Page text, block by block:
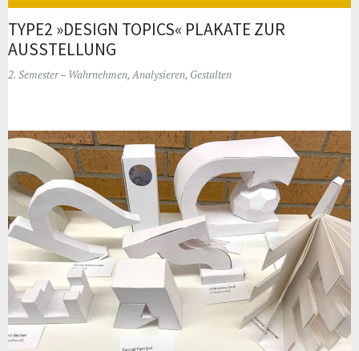
TYPE2 »DESIGN TOPICS« PLAKATE ZUR
AUSSTELLUNG
2. Semester – Wahrnehmen, Analysieren, Gestalten